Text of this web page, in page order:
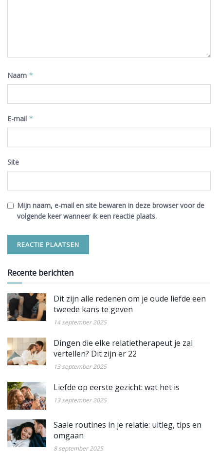
Naam *
E-mail *
Site
Mijn naam, e-mail en site bewaren in deze browser voor de
volgende keer wanneer ik een reactie plaats.
Recente berichten
Dit zijn alle redenen om je oude liefde een
tweede kans te geven
14 september 2025
Dingen die elke relatietherapeut je zal
vertellen? Dit zijn er 22
13 september 2025
Liefde op eerste gezicht: wat het is
13 september 2025
Saaie routines in je relatie: uitleg, tips en
omgaan
8 september 2025